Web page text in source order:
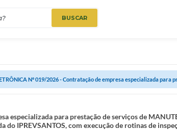
BUSCAR
Nº 019/2026 - Contratação de empresa especializada para
especializada para prestação de serviços de
do IPREVSANTOS, com execução de rotinas de